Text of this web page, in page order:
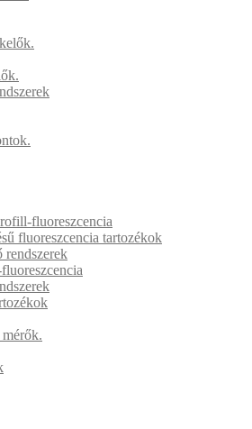
fluoreszcencia
fluoreszcencia tartozékok
rendszerek